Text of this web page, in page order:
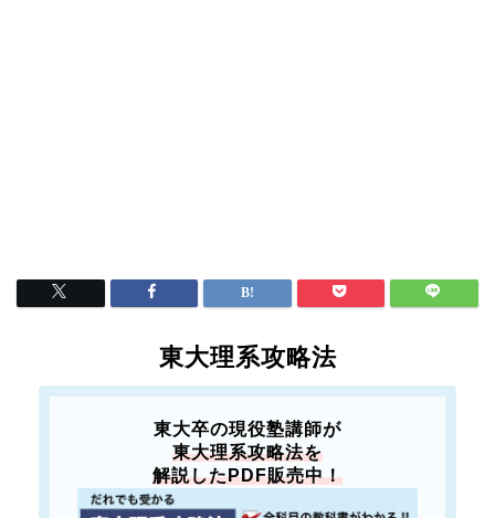
東大理系攻略法
東大卒の現役塾講師が
東大理系攻略法を
解説したPDF販売中！